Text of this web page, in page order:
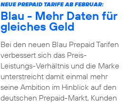
NEUE PREPAID TARIFE AB FEBRUAR:
Blau - Mehr Daten für
gleiches Geld
Bei den neuen Blau Prepaid Tarifen
verbessert sich das Preis-
Leistungs-Verhältnis und die Marke
unterstreicht damit einmal mehr
seine Ambition im Hinblick auf den
deutschen Prepaid-Markt, Kunden